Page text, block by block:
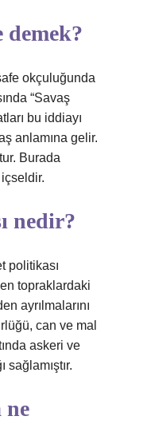
demek?
okçuluğunda
“Savaş
bu iddiayı
anlamına gelir.
Burada
nedir?
politikası
topraklardaki
ayrılmalarını
can ve mal
askeri ve
sağlamıştır.
ne